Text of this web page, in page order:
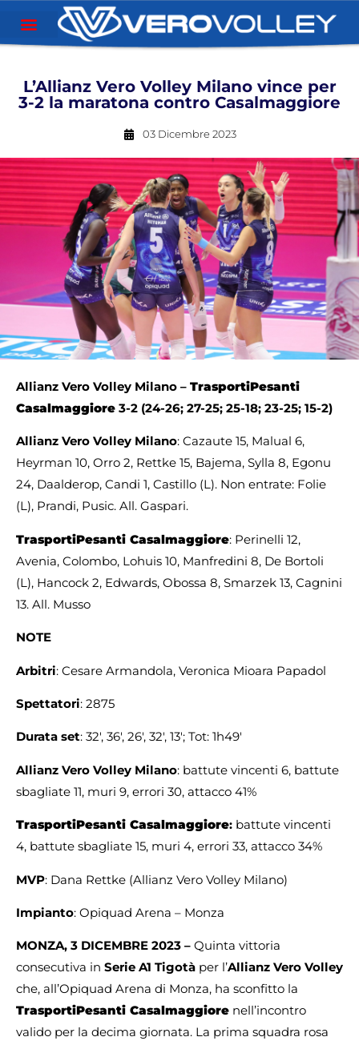
L’Allianz Vero Volley Milano vince per
3-2 la maratona contro Casalmaggiore
03 Dicembre 2023
Allianz Vero Volley Milano – TrasportiPesanti
Casalmaggiore 3-2 (24-26; 27-25; 25-18; 23-25; 15-2)
Allianz Vero Volley Milano: Cazaute 15, Malual 6,
Heyrman 10, Orro 2, Rettke 15, Bajema, Sylla 8, Egonu
24, Daalderop, Candi 1, Castillo (L). Non entrate: Folie
(L), Prandi, Pusic. All. Gaspari.
TrasportiPesanti Casalmaggiore: Perinelli 12,
Avenia, Colombo, Lohuis 10, Manfredini 8, De Bortoli
(L), Hancock 2, Edwards, Obossa 8, Smarzek 13, Cagnini
13. All. Musso
NOTE
Arbitri: Cesare Armandola, Veronica Mioara Papadol
Spettatori: 2875
Durata set: 32′, 36′, 26′, 32′, 13′; Tot: 1h49′
Allianz Vero Volley Milano: battute vincenti 6, battute
sbagliate 11, muri 9, errori 30, attacco 41%
TrasportiPesanti Casalmaggiore: battute vincenti
4, battute sbagliate 15, muri 4, errori 33, attacco 34%
MVP: Dana Rettke (Allianz Vero Volley Milano)
Impianto: Opiquad Arena – Monza
MONZA, 3 DICEMBRE 2023 – Quinta vittoria
consecutiva in Serie A1 Tigotà per l’Allianz Vero Volley
che, all’Opiquad Arena di Monza, ha sconfitto la
TrasportiPesanti Casalmaggiore nell’incontro
valido per la decima giornata. La prima squadra rosa